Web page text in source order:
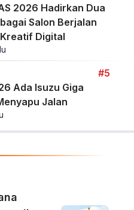
Lebih Panjang
Peluang Besar Industri
2026 Hadirkan Dua
Digital
Ada Isuzu Giga